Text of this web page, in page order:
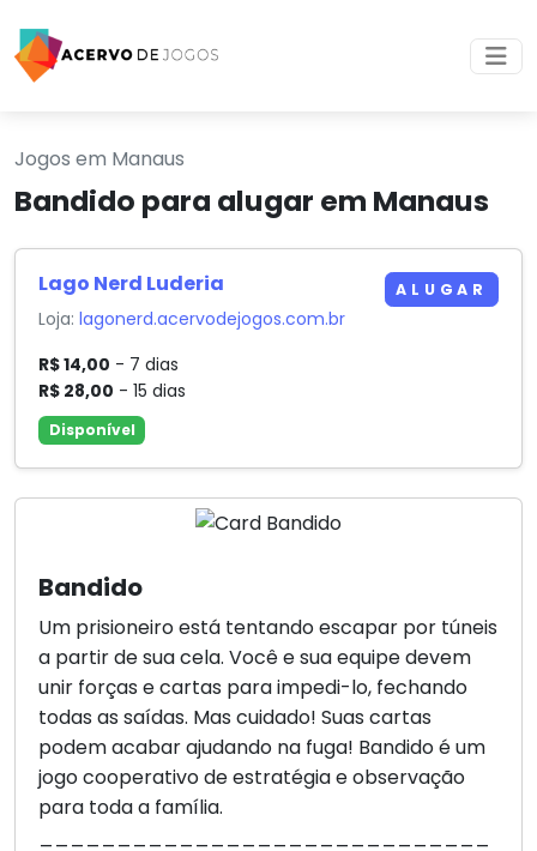
Jogos em Manaus
Bandido para alugar em Manaus
Bandido
Um prisioneiro está tentando escapar por túneis
a partir de sua cela. Você e sua equipe devem
unir forças e cartas para impedi-lo, fechando
todas as saídas. Mas cuidado! Suas cartas
podem acabar ajudando na fuga! Bandido é um
jogo cooperativo de estratégia e observação
para toda a família.
Lago Nerd Luderia
Loja:lagonerd.acervodejogos.com.br
R$ 14,00 - 7 dias
R$ 28,00 - 15 dias
Disponível
ALUGAR